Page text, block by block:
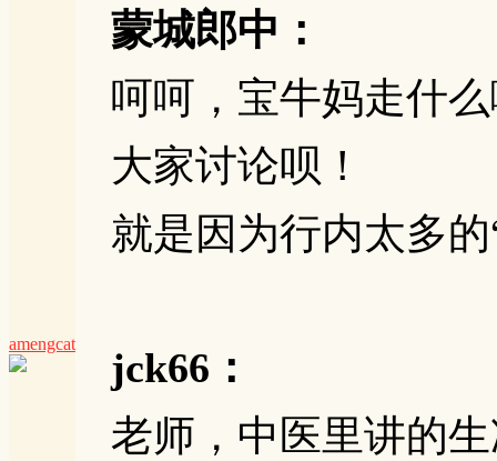
amengcat
蒙城郎中：
呵呵，宝牛妈走什
大家讨论呗！
就是因为行内太多
jck66：
老师，中医里讲的